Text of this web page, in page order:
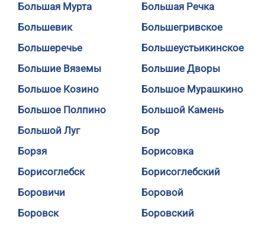
Большая Мурта
Большая Речка
Большевик
Большегривское
Большеречье
Большеустьикинское
Большие Вяземы
Большие Дворы
Большое Козино
Большое Мурашкино
Большое Полпино
Большой Камень
Большой Луг
Бор
Борзя
Борисовка
Борисоглебск
Борисоглебский
Боровичи
Боровой
Боровск
Боровский